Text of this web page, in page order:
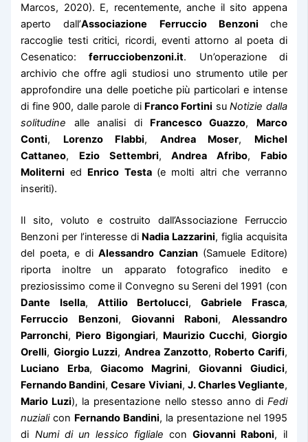
Marcos, 2020). E, recentemente, anche il sito appena
aperto dall’Associazione Ferruccio Benzoni che
raccoglie testi critici, ricordi, eventi attorno al poeta di
Cesenatico:ferrucciobenzoni.it. Un’operazione di
archivio che offre agli studiosi uno strumento utile per
approfondire una delle poetiche più particolari e intense
di fine 900, dalle parole di Franco Fortini suNotizie dalla
solitudine alle analisi di Francesco Guazzo, Marco
Conti, Lorenzo Flabbi, Andrea Moser, Michel
Cattaneo, Ezio Settembri,Andrea Afribo, Fabio
Moliterni ed Enrico Testa (e molti altri che verranno
inseriti).
Il sito, voluto e costruito dall’Associazione Ferruccio
Benzoni per l’interesse di Nadia Lazzarini, figlia acquisita
del poeta, e diAlessandro Canzian(Samuele Editore)
riporta inoltre un apparato fotografico inedito e
preziosissimo come il Convegno su Sereni del 1991 (con
Dante Isella, Attilio Bertolucci,Gabriele Frasca,
Ferruccio Benzoni,Giovanni Raboni, Alessandro
Parronchi, Piero Bigongiari, Maurizio Cucchi, Giorgio
Orelli, Giorgio Luzzi, Andrea Zanzotto, Roberto Carifi,
Luciano Erba, Giacomo Magrini,Giovanni Giudici,
Fernando Bandini,Cesare Viviani, J. Charles Vegliante,
Mario Luzi), la presentazione nello stesso anno di Fedi
nuzialicon Fernando Bandini, la presentazione nel 1995
di Numi di un lessico figliale conGiovanni Raboni, il